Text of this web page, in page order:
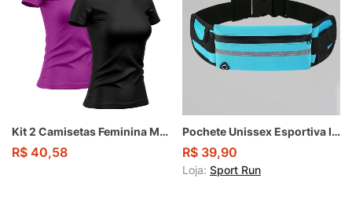
Kit 2 Camisetas Feminina Manga Curta Dry Fit Proteção Solar UV Baby Look Academia Treino
R$ 40,58
Pochete Unissex Esportiva Impermeável
R$ 39,90
Loja: Sport Run